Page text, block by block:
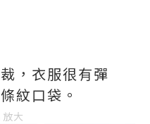
，衣服很有彈
紋口袋。
大